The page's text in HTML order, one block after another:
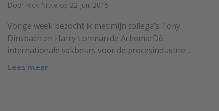
Door Rick Nibte op 22 juni 2015.
Vorige week bezocht ik met mijn collega’s Tony
Dinsbach en Harry Lohman de Achema: Dè
internationale vakbeurs voor de procesindustrie ...
Lees meer